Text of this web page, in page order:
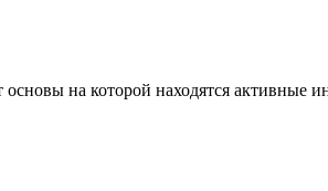
основы на которой находятся активные